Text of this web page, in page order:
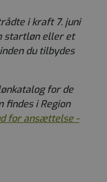
i kraft 7. juni
startløn eller et
du tilbydes
for de
findes i Region
for ansættelse -